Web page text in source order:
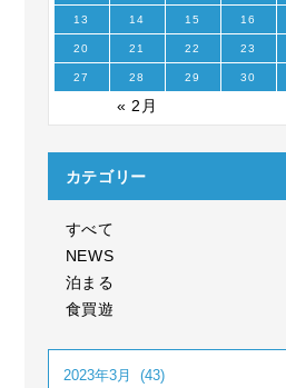
« 2月
13 14 15 16
20 21 22 23
27 28 29 30
カテゴリー
すべて
NEWS
泊まる
食買遊